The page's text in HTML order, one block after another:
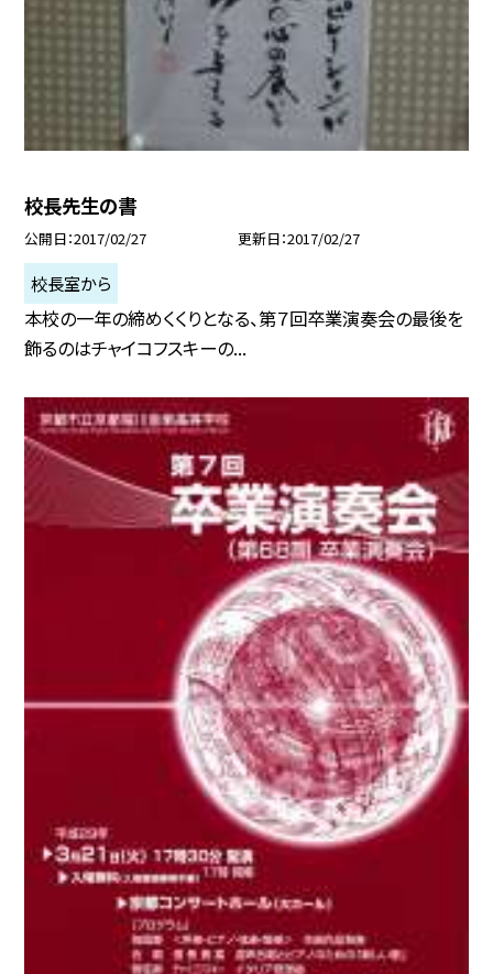
校長先生の書
公開日 2017/02/27 更新日 2017/02/27
校長室から
本校の一年の締めくくりとなる、第７回卒業演奏会の最後を
飾るのはチャイコフスキーの...